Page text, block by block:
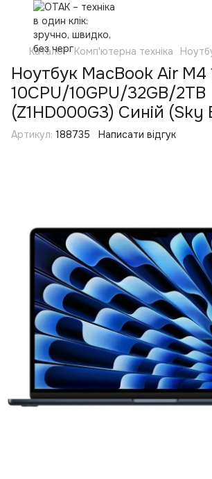
Каталог Комп'ютерна техніка
Ноутбук MacBook Air M4
10CPU/10GPU/32GB/2TB
(Z1HD000G3) Синій (Sky
Артикул: 188735 Написати відгук